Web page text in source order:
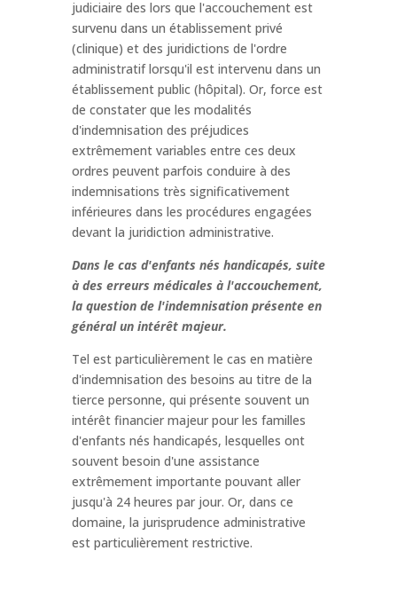
judiciaire des lors que l'accouchement est
survenu dans un établissement privé
(clinique) et des juridictions de l'ordre
administratif lorsqu'il est intervenu dans un
établissement public (hôpital). Or, force est
de constater que les modalités
d'indemnisation des préjudices
extrêmement variables entre ces deux
ordres peuvent parfois conduire à des
indemnisations très significativement
inférieures dans les procédures engagées
devant la juridiction administrative.
Dans le cas d'enfants nés handicapés, suite
à des erreurs médicales à l'accouchement,
la question de l'indemnisation présente en
général un intérêt majeur.
Tel est particulièrement le cas en matière
d'indemnisation des besoins au titre de la
tierce personne, qui présente souvent un
intérêt financier majeur pour les familles
d'enfants nés handicapés, lesquelles ont
souvent besoin d'une assistance
extrêmement importante pouvant aller
jusqu'à 24 heures par jour. Or, dans ce
domaine, la jurisprudence administrative
est particulièrement restrictive.